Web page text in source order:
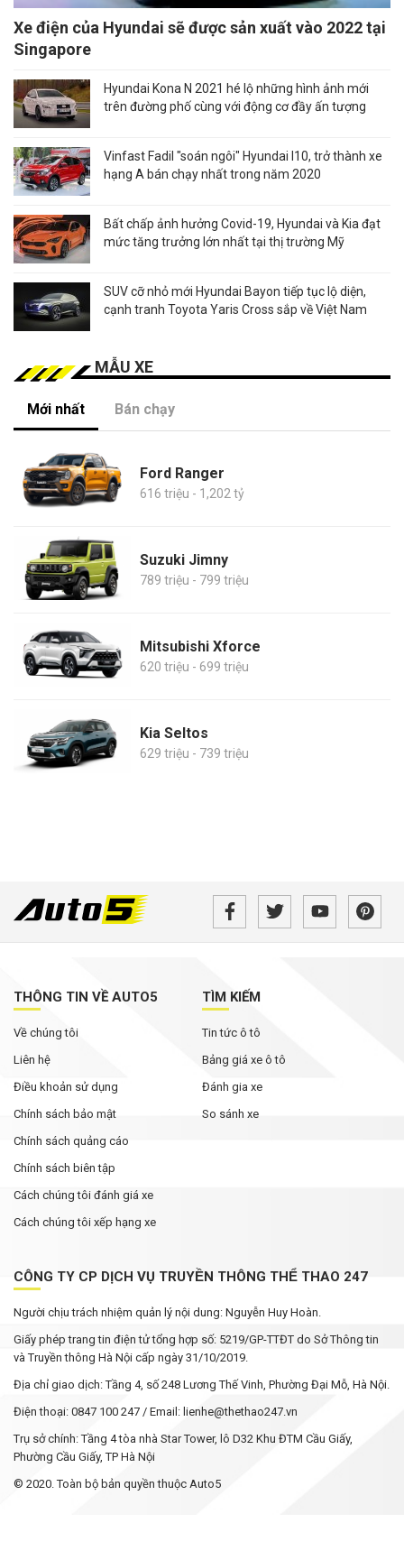
Xe điện của Hyundai sẽ được sản xuất vào 2022 tại
Singapore
Hyundai Kona N 2021 hé lộ những hình ảnh mới
trên đường phố cùng với động cơ đầy ấn tượng
Vinfast Fadil "soán ngôi" Hyundai I10, trở thành xe
hạng A bán chạy nhất trong năm 2020
Bất chấp ảnh hưởng Covid-19, Hyundai và Kia đạt
mức tăng trưởng lớn nhất tại thị trường Mỹ
SUV cỡ nhỏ mới Hyundai Bayon tiếp tục lộ diện,
cạnh tranh Toyota Yaris Cross sắp về Việt Nam
MẪU XE
Mới nhất Bán chạy
Ford Ranger
616 triệu - 1,202 tỷ
Suzuki Jimny
789 triệu - 799 triệu
Mitsubishi Xforce
620 triệu - 699 triệu
Kia Seltos
629 triệu - 739 triệu
THÔNG TIN VỀ AUTO5
Về chúng tôi
Liên hệ
Điều khoản sử dụng
Chính sách bảo mật
Chính sách quảng cáo
Chính sách biên tập
Cách chúng tôi đánh giá xe
Cách chúng tôi xếp hạng xe
TÌM KIẾM
Tin tức ô tô
Bảng giá xe ô tô
Đánh gia xe
So sánh xe
CÔNG TY CP DỊCH VỤ TRUYỀN THÔNG THỂ THAO 247
Người chịu trách nhiệm quản lý nội dung: Nguyễn Huy Hoàn.
Giấy phép trang tin điện tử tổng hợp số: 5219/GP-TTĐT do Sở Thông tin
và Truyền thông Hà Nội cấp ngày 31/10/2019.
Địa chỉ giao dịch: Tầng 4, số 248 Lương Thế Vinh, Phường Đại Mỗ, Hà Nội.
Điện thoại: 0847 100 247 / Email: lienhe@thethao247.vn
Trụ sở chính: Tầng 4 tòa nhà Star Tower, lô D32 Khu ĐTM Cầu Giấy,
Phường Cầu Giấy, TP Hà Nội
© 2020. Toàn bộ bản quyền thuộc Auto5